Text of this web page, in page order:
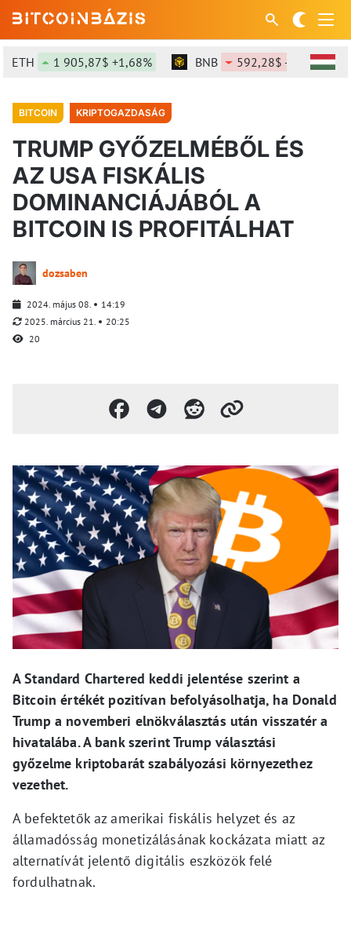
1 905,87$ +1,68% BNB 592,28$ -1,26%
BITCOIN KRIPTOGAZDASÁG
TRUMP GYŐZELMÉBŐL ÉS
AZ USA FISKÁLIS
DOMINANCIÁJÁBÓL A
BITCOIN IS PROFITÁLHAT
dozsaben
2024. május 08.
14:19
2025. március 21.
20:25
20
A Standard Chartered keddi jelentése szerint a
Bitcoin értékét pozitívan befolyásolhatja, ha Donald
Trump a novemberi elnökválasztás után visszatér a
hivatalába. A bank szerint Trump választási
győzelme kriptobarát szabályozási környezethez
vezethet.
A befektetők az amerikai fiskális helyzet és az
államadósság monetizálásának kockázata miatt az
alternatívát jelentő digitális eszközök felé
fordulhatnak.